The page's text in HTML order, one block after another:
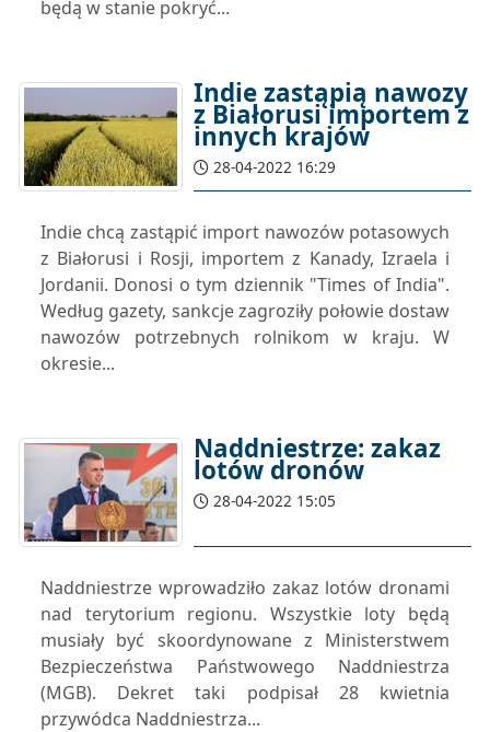
będą w stanie pokryć...
Indie zastąpią nawozy
z Białorusi importem z
innych krajów
28-04-2022 16:29
Indie chcą zastąpić import nawozów potasowych
z Białorusi i Rosji, importem z Kanady, Izraela i
Jordanii. Donosi o tym dziennik "Times of India".
Według gazety, sankcje zagroziły połowie dostaw
nawozów potrzebnych rolnikom w kraju. W
okresie...
Naddniestrze: zakaz
lotów dronów
28-04-2022 15:05
Naddniestrze wprowadziło zakaz lotów dronami
nad terytorium regionu. Wszystkie loty będą
musiały być skoordynowane z Ministerstwem
Bezpieczeństwa Państwowego Naddniestrza
(MGB). Dekret taki podpisał 28 kwietnia
przywódca Naddniestrza...